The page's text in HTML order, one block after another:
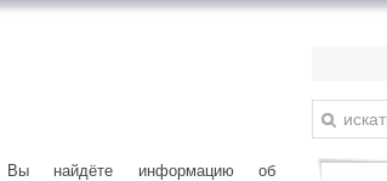
Вы найдёте информацию об